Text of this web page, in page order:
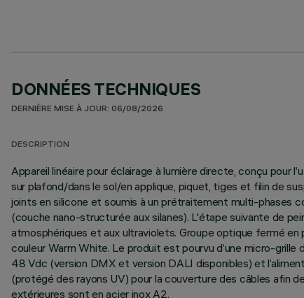
DONNÉES TECHNIQUES
DERNIÈRE MISE À JOUR: 06/08/2026
DESCRIPTION
Appareil linéaire pour éclairage à lumière directe, conçu pour
sur plafond/dans le sol/en applique, piquet, tiges et filin de
joints en silicone et soumis à un prétraitement multi-phases
(couche nano-structurée aux silanes). L'étape suivante de
atmosphériques et aux ultraviolets. Groupe optique fermé en
couleur Warm White. Le produit est pourvu d’une micro-
48 Vdc (version DMX et version DALI disponibles) et
(protégé des rayons UV) pour la couverture des câbles afin
extérieures sont en acier inox A2.